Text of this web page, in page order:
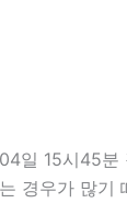
일 15시45
경우가 많